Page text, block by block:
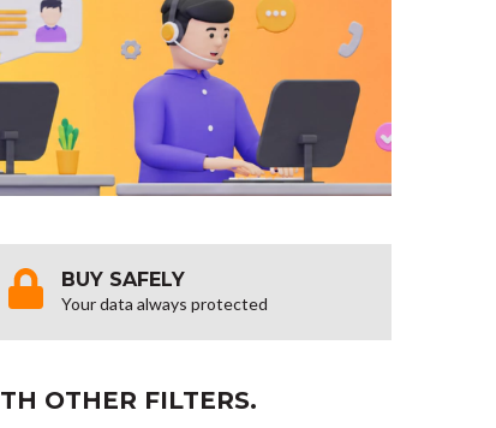
BUY SAFELY
Your data always protected
OTHER FILTERS.